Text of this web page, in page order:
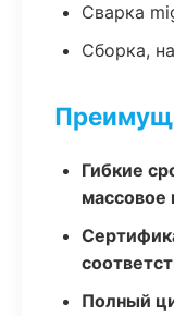
Сварка
Сборка,
Гибкие
массовое
Полный